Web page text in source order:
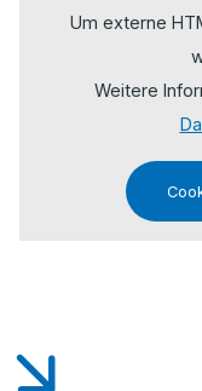
Um externe
Weitere